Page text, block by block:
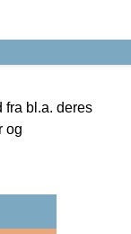
fra bl.a. deres
og